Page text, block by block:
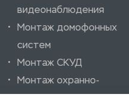
видеонаблюдения
Монтаж домофонных
систем
Монтаж СКУД
Монтаж охранно-
пожарных систем